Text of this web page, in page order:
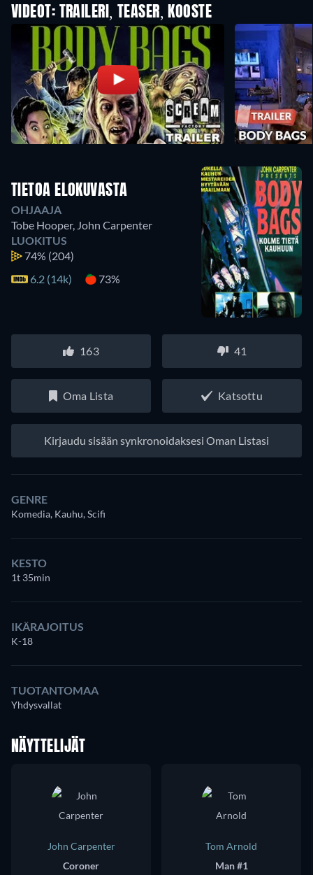
VIDEOT: TRAILERI, TEASER, KOOSTE
TIETOA ELOKUVASTA
OHJAAJA
Tobe Hooper, John Carpenter
LUOKITUS
74% (204)
6.2 (14k)
73%
163 41
Oma Lista Katsottu
Kirjaudu sisään synkronoidaksesi Oman Listasi
GENRE
Komedia, Kauhu, Scifi
KESTO
1t 35min
IKÄRAJOITUS
K-18
TUOTANTOMAA
Yhdysvallat
NÄYTTELIJÄT
John Carpenter
Coroner
Tom Arnold
Man #1